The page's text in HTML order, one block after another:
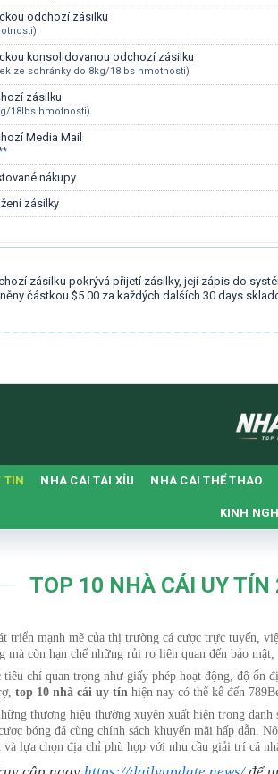
odchozí zásilku
konsolidovanou odchozí zásilku
ze schránky do 8kg/18lbs hmotnosti)
zásilku
18lbs hmotnosti)
Media Mail
nákupy
zásilky
zásilku pokrývá přijetí zásilky, její zápis do
částkou $5.00 za každých dalších 30 days
TÍN NHÀ CÁI TÀI XỈU NHÀ CÁI THỂ THAO
KINH
TOP 10 NHÀ CÁI UY
triển mạnh mẽ của thị trường cá cược trực tuyến,
mà còn hạn chế những rủi ro liên quan đến bảo
tiêu chí quan trọng như giấy phép hoạt động, độ
top 10 nhà cái uy tín hiện nay có thể kể đến
thương hiệu thường xuyên xuất hiện trong danh
bóng đá cùng chính sách khuyến mãi hấp dẫn.
và lựa chọn địa chỉ phù hợp với nhu cầu giải trí cá